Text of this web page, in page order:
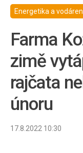
Energetika a
Farma
zimě
rajčata
únoru
17.8.2022 10:30